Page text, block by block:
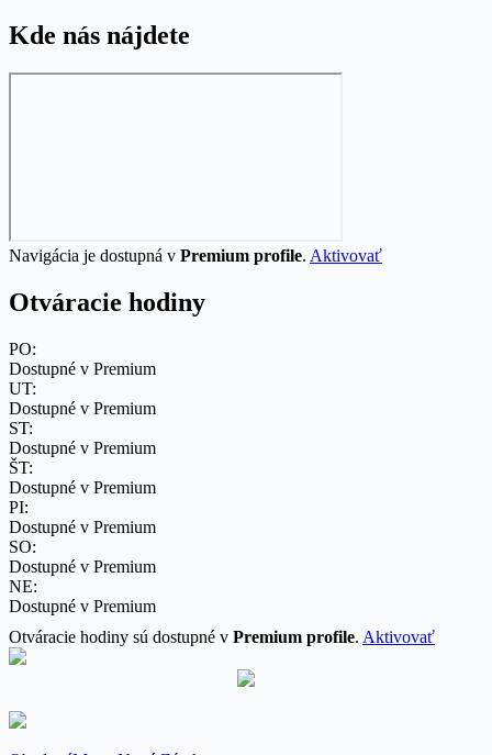
Kde nás nájdete
Navigácia je dostupná v Premium profile. Aktivovať
Otváracie hodiny
PO:
Dostupné v Premium
UT:
Dostupné v Premium
ST:
Dostupné v Premium
ŠT:
Dostupné v Premium
PI:
Dostupné v Premium
SO:
Dostupné v Premium
NE:
Dostupné v Premium
Otváracie hodiny sú dostupné v Premium profile. Aktivovať